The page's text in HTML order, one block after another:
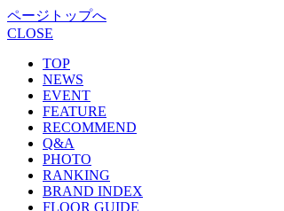
ページトップへ
CLOSE
TOP
NEWS
EVENT
FEATURE
RECOMMEND
Q&A
PHOTO
RANKING
BRAND INDEX
FLOOR GUIDE